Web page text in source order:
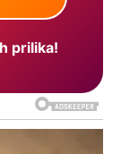
prilika!